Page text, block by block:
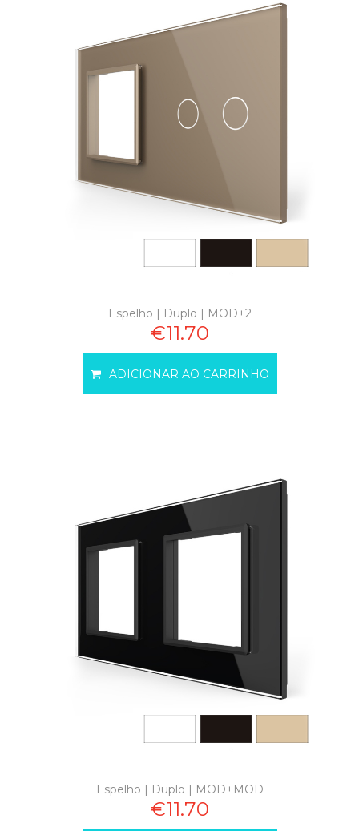
Espelho | Duplo | MOD+2
€11.70
ADICIONAR AO CARRINHO
Espelho | Duplo | MOD+MOD
€11.70